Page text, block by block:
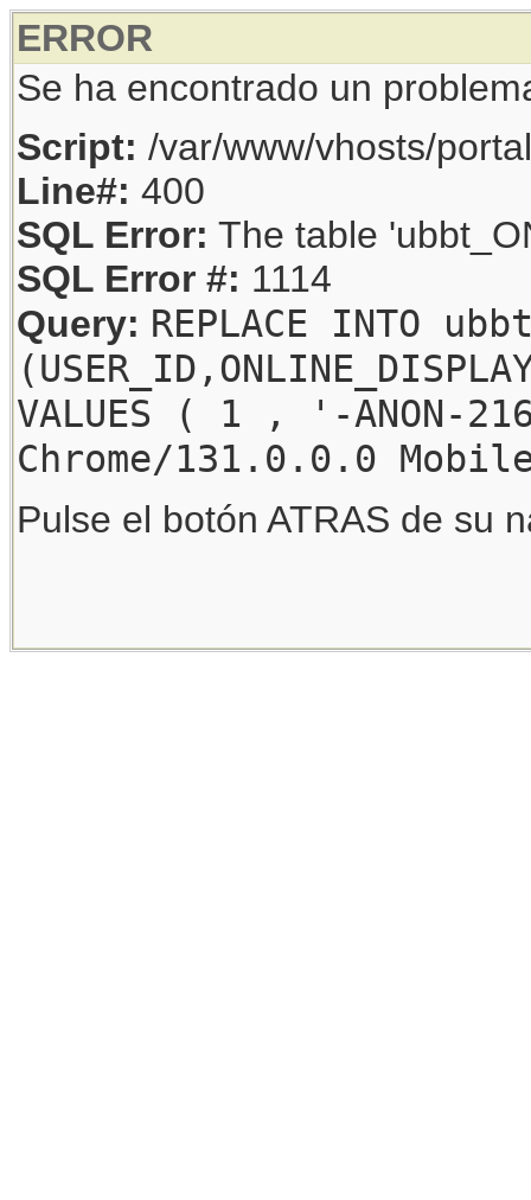
ERROR
Se ha encontrado un
Script: /var/www/vhosts/
Line#: 400
SQL Error: The table
SQL Error #: 1114
Query: REPLACE INTO
VALUES ( 1 , '-
Chrome/131.0.0.0
Pulse el botón ATRAS de su